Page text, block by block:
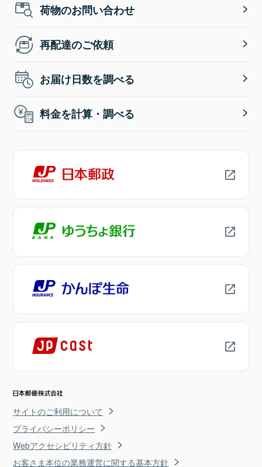
荷物のお問い合わせ
再配達のご依頼
お届け日数を調べる
料金を計算・調べる
サイトのご利用について
プライバシーポリシー
Webアクセシビリティ方針
お客さま本位の業務運営に関する基本方針